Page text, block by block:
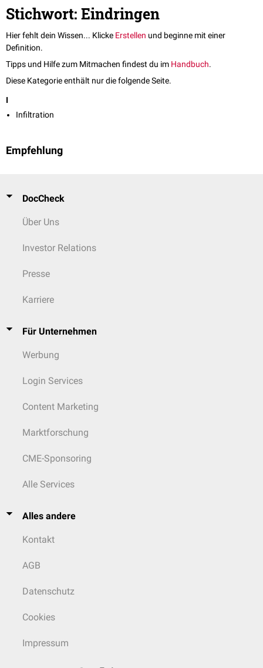
Stichwort: Eindringen
Hier fehlt dein Wissen... Klicke Erstellen und beginne mit einer
Definition.
Tipps und Hilfe zum Mitmachen findest du im Handbuch.
Diese Kategorie enthält nur die folgende Seite.
I
Infiltration
Empfehlung
DocCheck
Über Uns
Investor Relations
Presse
Karriere
Für Unternehmen
Werbung
Login Services
Content Marketing
Marktforschung
CME-Sponsoring
Alle Services
Alles andere
Kontakt
AGB
Datenschutz
Cookies
Impressum